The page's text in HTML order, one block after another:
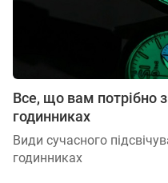
Все, що вам потрібно
годинниках
Види сучасного
годинниках